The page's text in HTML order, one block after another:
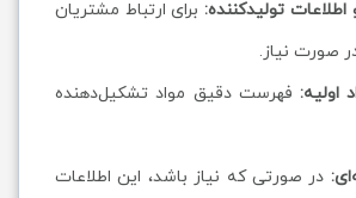
تولیدکننده:برای ارتباط مشتریان
صورت نیاز.
فهرست دقیق مواد تشکیل‌دهنده
در صورتی که نیاز باشد، این اطلاعات